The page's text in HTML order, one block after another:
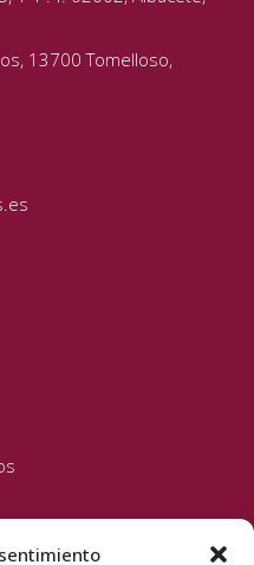
13700 Tomelloso,